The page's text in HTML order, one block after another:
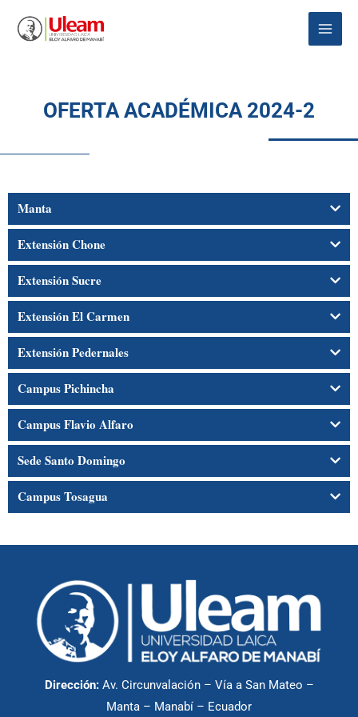
Main
Menu
OFERTA ACADÉMICA 2024-2
Manta
Extensión Chone
Extensión Sucre
Extensión El Carmen
Extensión Pedernales
Campus Pichincha
Campus Flavio Alfaro
Sede Santo Domingo
Campus Tosagua
Dirección:Av. Circunvalación – Vía a San Mateo –
Manta – Manabí – Ecuador